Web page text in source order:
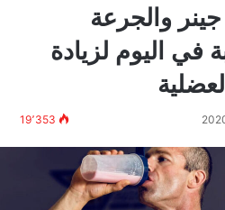
والجرعة
في اليوم لزيادة
19٬353